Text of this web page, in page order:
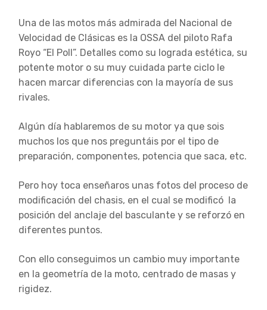
Una de las motos más admirada del Nacional de
Velocidad de Clásicas es la OSSA del piloto Rafa
Royo “El Poll”. Detalles como su lograda estética, su
potente motor o su muy cuidada parte ciclo le
hacen marcar diferencias con la mayoría de sus
rivales.
Algún día hablaremos de su motor ya que sois
muchos los que nos preguntáis por el tipo de
preparación, componentes, potencia que saca, etc.
Pero hoy toca enseñaros unas fotos del proceso de
modificación del chasis, en el cual se modificó la
posición del anclaje del basculante y se reforzó en
diferentes puntos.
Con ello conseguimos un cambio muy importante
en la geometría de la moto, centrado de masas y
rigidez.